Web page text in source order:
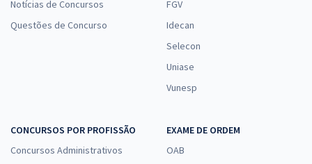
Notícias de Concursos
Questões de Concurso
FGV
Idecan
Selecon
Uniase
Vunesp
CONCURSOS POR PROFISSÃO
Concursos Administrativos
EXAME DE ORDEM
OAB